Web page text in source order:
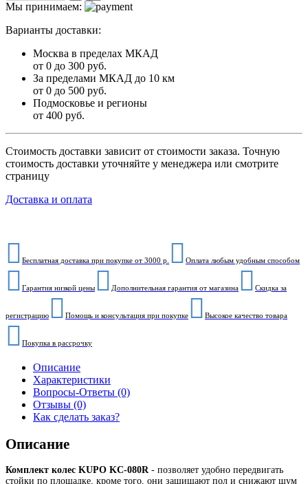
Мы принимаем:
Варианты доставки:
Москва в пределах МКАД
от 0 до 300 руб.
За пределами МКАД до 10 км
от 0 до 500 руб.
Подмосковье и регионы
от 400 руб.
Стоимость доставки зависит от стоимости заказа. Точную
стоимость доставки уточняйте у менеджера или смотрите
страницу
Доставка и оплата
Бесплатная доставка при покупке от 3000 р. Оплата любым удобным способом
Гарантия низкой цены Дополнительная гарантия от магазина Скидка за
регистрацию Помощь и консультация при покупке Высокое качество товара
Покупка в рассрочку
Описание
Характеристики
Вопросы-Ответы (0)
Отзывы (0)
Как сделать заказ?
Описание
Комплект колес KUPO KC-080R- позволяет удобно передвигать
стойки по площадке, кроме того, они защищают пол и снижают шум